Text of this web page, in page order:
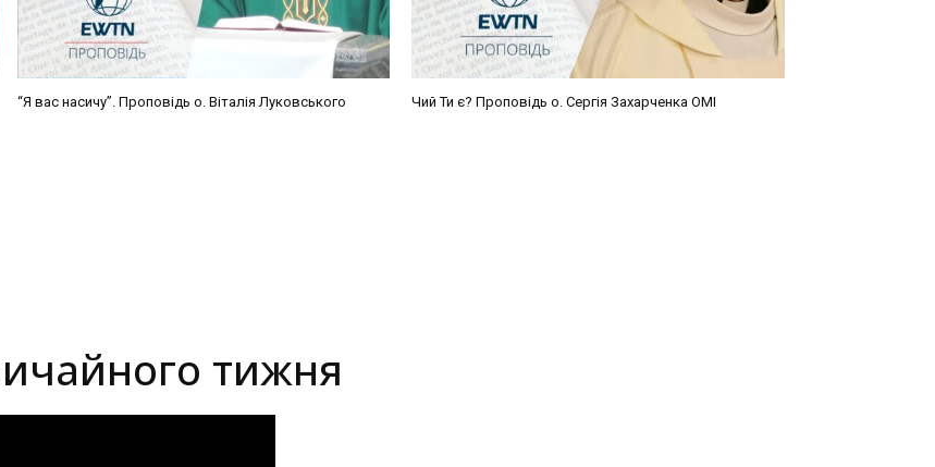
“Я вас насичу”. Проповідь о. Віталія Луковського Чий Ти є? Проповідь о. Сергія Захарченка ОМІ